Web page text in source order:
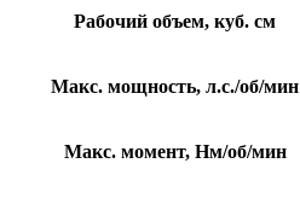
Рабочий объем, куб. см
Макс. мощность, л.с./об/мин
Макс. момент, Нм/об/мин